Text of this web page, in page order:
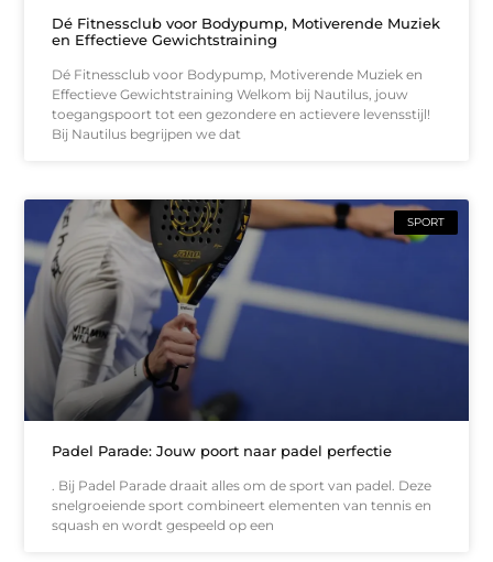
Dé Fitnessclub voor Bodypump, Motiverende Muziek
en Effectieve Gewichtstraining
Dé Fitnessclub voor Bodypump, Motiverende Muziek en
Effectieve Gewichtstraining Welkom bij Nautilus, jouw
toegangspoort tot een gezondere en actievere levensstijl!
Bij Nautilus begrijpen we dat
SPORT
Padel Parade: Jouw poort naar padel perfectie
. Bij Padel Parade draait alles om de sport van padel. Deze
snelgroeiende sport combineert elementen van tennis en
squash en wordt gespeeld op een